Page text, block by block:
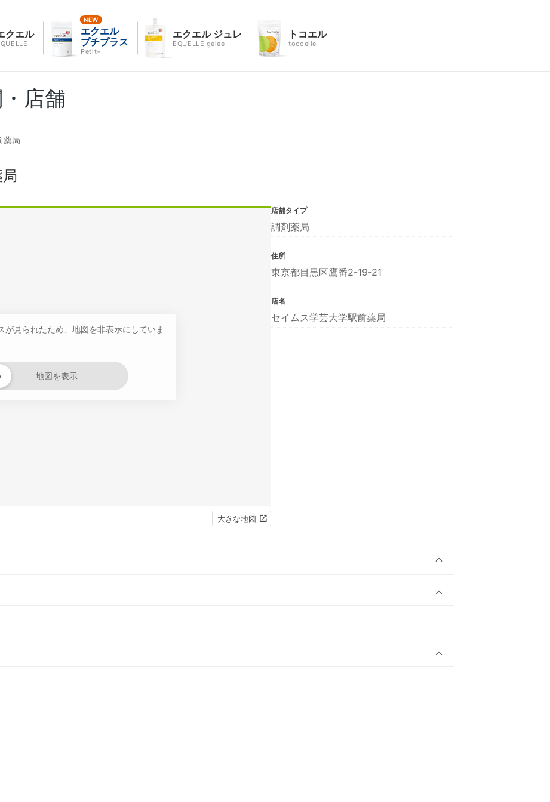
クエル
エクエル
プチプラス
Petit+
エクエル ジュレ
EQUELLE gelée
トコエル
tocoelle
店舗
薬局
が見られたため、地図を非表示にしていま
地図を表示
大きな地図
店舗タイプ
調剤薬局
住所
東京都目黒区鷹番2-19-21
店名
セイムス学芸大学駅前薬局